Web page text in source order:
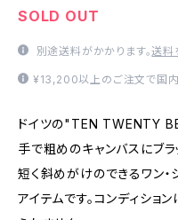
SOLD OUT
別途送料がかかります。送料
¥13,200以上のご注文で国内
ドイツの"TEN TWENTY
手で粗めのキャンバスにブ
短く斜めがけのできるワン
アイテムです。コンディショ